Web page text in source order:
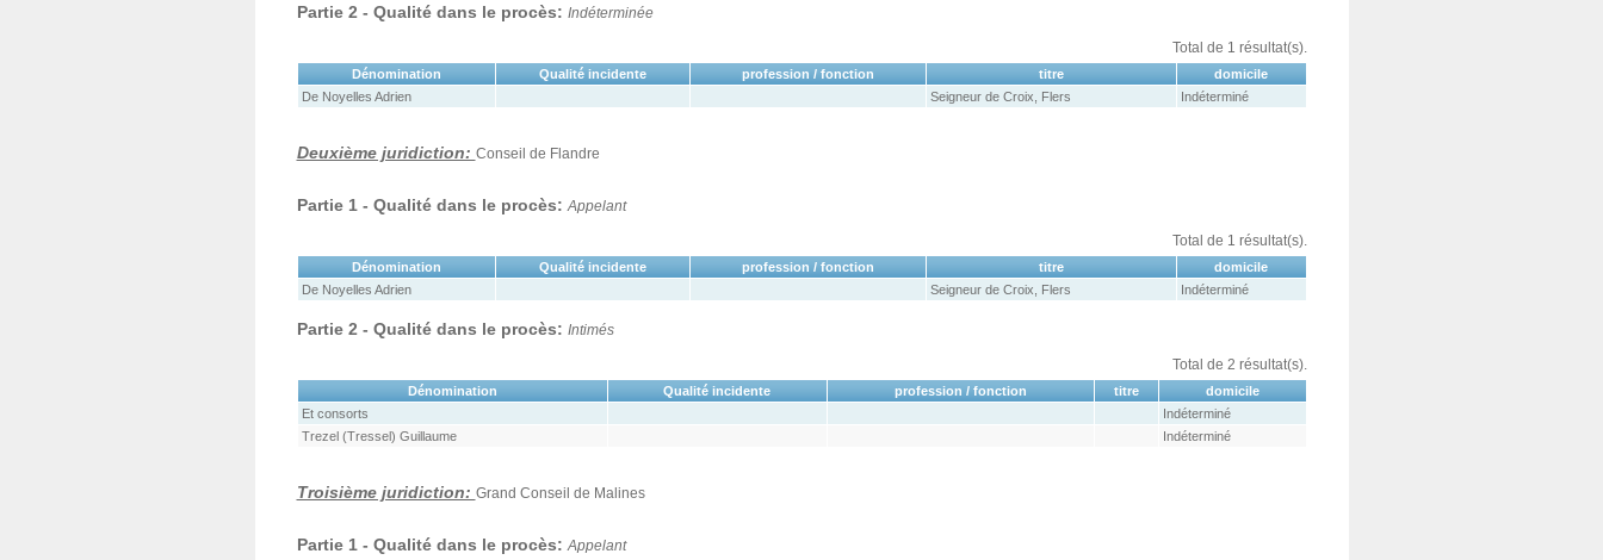
Partie 2 - Qualité dans le procès: Indéterminée
Total de 1 résultat(s).
Dénomination Qualité incidente profession / fonction titre
domicile
De Noyelles Adrien
Seigneur de Croix, Flers Indéterminé
Deuxième juridiction: Conseil de Flandre
Partie 1 - Qualité dans le procès: Appelant
Total de 1 résultat(s).
Dénomination Qualité incidente profession / fonction titre
domicile
De Noyelles Adrien
Seigneur de Croix, Flers Indéterminé
Partie 2 - Qualité dans le procès: Intimés
Total de 2 résultat(s).
Dénomination Qualité incidente profession / fonction titre
domicile
Et consorts
Indéterminé
Trezel (Tressel) Guillaume
Indéterminé
Troisième juridiction: Grand Conseil de Malines
Partie 1 - Qualité dans le procès: Appelant